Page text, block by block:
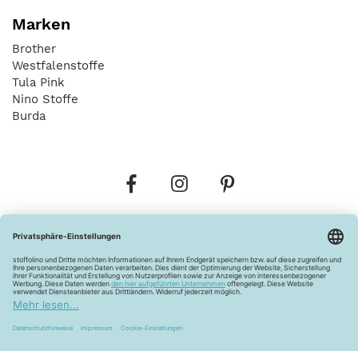
Marken
Brother
Westfalenstoffe
Tula Pink
Nino Stoffe
Burda
Widerrufsbelehrung Vertrag widerrufen
Barrierefreiheitserklärung